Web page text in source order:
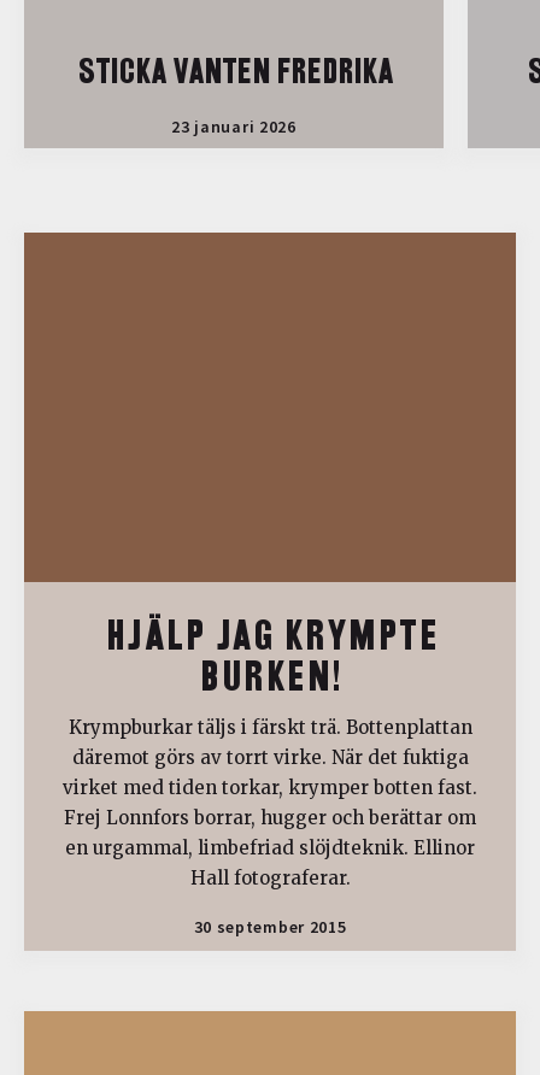
STICKA VANTEN FREDRIKA
23 januari 2026
HJÄLP JAG KRYMPTE
BURKEN!
Krympburkar täljs i färskt trä. Bottenplattan
däremot görs av torrt virke. När det fuktiga
virket med tiden torkar, krymper botten fast.
Frej Lonnfors borrar, hugger och berättar om
en urgammal, limbefriad slöjdteknik. Ellinor
Hall fotograferar.
30 september 2015